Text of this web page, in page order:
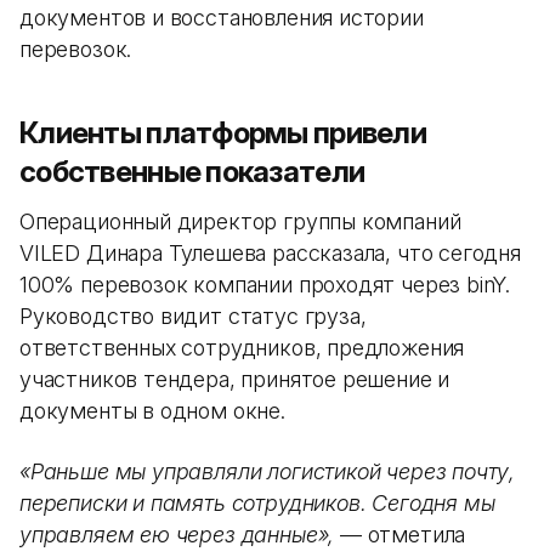
документов и восстановления истории
перевозок.
Клиенты платформы привели
собственные показатели
Операционный директор группы компаний
VILED Динара Тулешева рассказала, что сегодня
100% перевозок компании проходят через binY.
Руководство видит статус груза,
ответственных сотрудников, предложения
участников тендера, принятое решение и
документы в одном окне.
«Раньше мы управляли логистикой через почту,
переписки и память сотрудников. Сегодня мы
управляем ею через данные», — отметила